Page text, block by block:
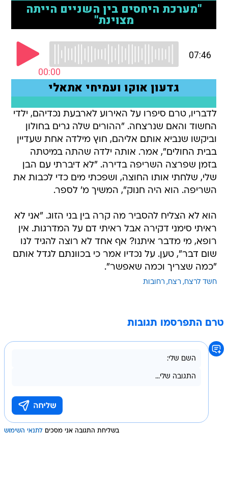
לדבריו, טרם סיפרו על האירוע לארבעת נכדיהם, ילדי
החשוד והאם שנרצחה. "ההורים שלה גרים בחולון
וביקשו שנביא אותם אליהם, חוץ מילדה אחת שעדיין
בבית החולים", אמר. אותה ילדה שהתה במיטתה
בזמן שפרצה השריפה בדירה. "לא דיברתי עם הבן
שלי, שלחתי אותו החוצה, ושפכתי מים כדי לכבות את
השריפה. הוא היה חנוק", המשיך מ' לספר.
הוא לא הצליח להסביר מה קרה בין בני הזוג. "אני לא
ראיתי סימני דקירה אבל ראיתי דם על המדרגות. אין
רופא, מי מדבר איתנו? אף אחד לא רוצה להגיד לנו
שום דבר", טען. על נכדיו אמר כי בכוונתם לגדל אותם
"כמה שצריך וכמה שאפשר".
חשד לרצח רצח רחובות
טרם התפרסמו תגובות
בשליחת התגובה אני מסכים לתנאי השימוש